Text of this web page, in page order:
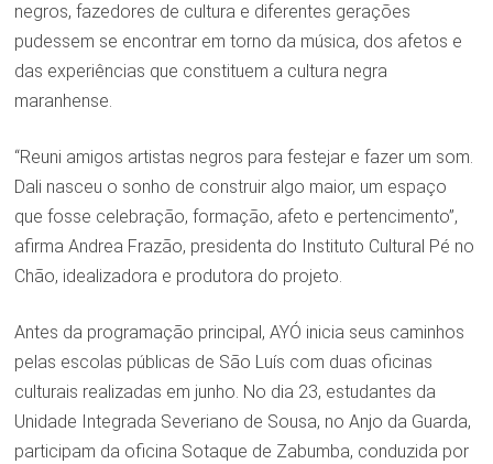
negros, fazedores de cultura e diferentes gerações
pudessem se encontrar em torno da música, dos afetos e
das experiências que constituem a cultura negra
maranhense.
“Reuni amigos artistas negros para festejar e fazer um som.
Dali nasceu o sonho de construir algo maior, um espaço
que fosse celebração, formação, afeto e pertencimento”,
afirma Andrea Frazão, presidenta do Instituto Cultural Pé no
Chão, idealizadora e produtora do projeto.
Antes da programação principal, AYÓ inicia seus caminhos
pelas escolas públicas de São Luís com duas oficinas
culturais realizadas em junho. No dia 23, estudantes da
Unidade Integrada Severiano de Sousa, no Anjo da Guarda,
participam da oficina Sotaque de Zabumba, conduzida por